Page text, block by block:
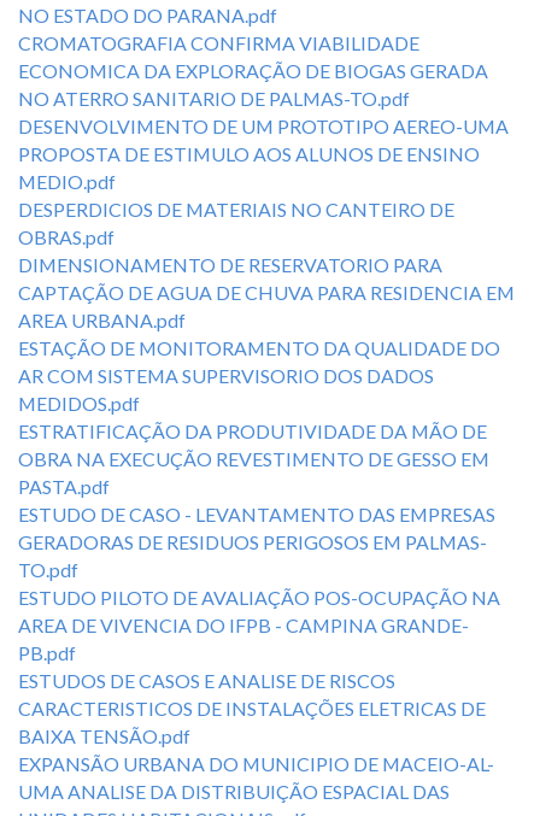
NO ESTADO DO PARANA.pdf
CROMATOGRAFIA CONFIRMA VIABILIDADE
ECONOMICA DA EXPLORAÇÃO DE BIOGAS GERADA
NO ATERRO SANITARIO DE PALMAS-TO.pdf
DESENVOLVIMENTO DE UM PROTOTIPO AEREO-UMA
PROPOSTA DE ESTIMULO AOS ALUNOS DE ENSINO
MEDIO.pdf
DESPERDICIOS DE MATERIAIS NO CANTEIRO DE
OBRAS.pdf
DIMENSIONAMENTO DE RESERVATORIO PARA
CAPTAÇÃO DE AGUA DE CHUVA PARA RESIDENCIA EM
AREA URBANA.pdf
ESTAÇÃO DE MONITORAMENTO DA QUALIDADE DO
AR COM SISTEMA SUPERVISORIO DOS DADOS
MEDIDOS.pdf
ESTRATIFICAÇÃO DA PRODUTIVIDADE DA MÃO DE
OBRA NA EXECUÇÃO REVESTIMENTO DE GESSO EM
PASTA.pdf
ESTUDO DE CASO - LEVANTAMENTO DAS EMPRESAS
GERADORAS DE RESIDUOS PERIGOSOS EM PALMAS-
TO.pdf
ESTUDO PILOTO DE AVALIAÇÃO POS-OCUPAÇÃO NA
AREA DE VIVENCIA DO IFPB - CAMPINA GRANDE-
PB.pdf
ESTUDOS DE CASOS E ANALISE DE RISCOS
CARACTERISTICOS DE INSTALAÇÕES ELETRICAS DE
BAIXA TENSÃO.pdf
EXPANSÃO URBANA DO MUNICIPIO DE MACEIO-AL-
UMA ANALISE DA DISTRIBUIÇÃO ESPACIAL DAS